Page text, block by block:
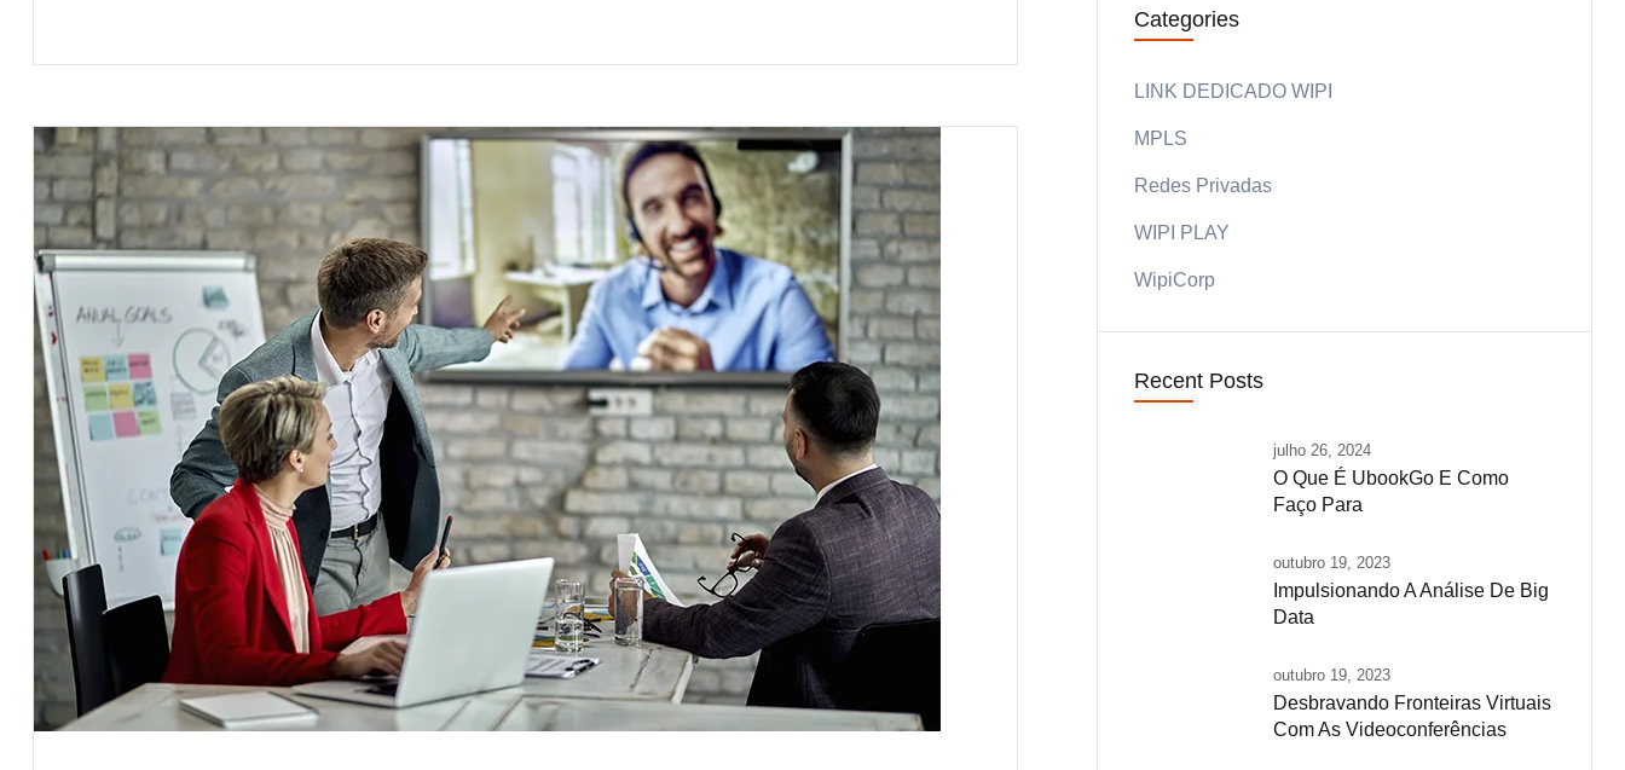
Categories
LINK DEDICADO WIPI
MPLS
Redes Privadas
WIPI PLAY
WipiCorp
Recent Posts
julho 26, 2024
O Que É UbookGo E Como
Faço Para
outubro 19, 2023
Impulsionando A Análise De Big
Data
outubro 19, 2023
Desbravando Fronteiras Virtuais
Com As Videoconferências